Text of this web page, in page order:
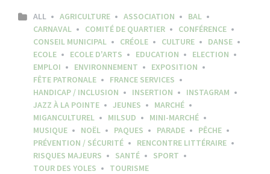
ALL AGRICULTURE ASSOCIATION
BAL
CARNAVAL
COMITÉ DE QUARTIER
CONFÉRENCE
CONSEIL MUNICIPAL
CRÉOLE CULTURE
DANSE
ECOLE
ECOLE D'ARTS EDUCATION
ELECTION
EMPLOI
ENVIRONNEMENT
EXPOSITION
FÊTE PATRONALE
FRANCE SERVICES
HANDICAP / INCLUSION
INSERTION
INSTAGRAM
JAZZ À LA POINTE
JEUNES
MARCHÉ
MIGANCULTUREL
MILSUD
MINI-MARCHÉ
MUSIQUE
NOËL PAQUES PARADE
PÊCHE
PRÉVENTION / SÉCURITÉ
RENCONTRE LITTÉRAIRE
RISQUES MAJEURS
SANTÉ
SPORT
TOUR DES YOLES
TOURISME